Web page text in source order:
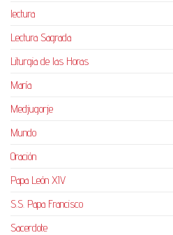
lectura
Lectura Sagrada
Liturgia de las Horas
María
Medjugorje
Mundo
Oración
Papa León XIV
S.S. Papa Francisco
Sacerdote